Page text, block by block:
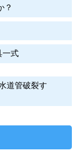
？
一式
道管破裂す